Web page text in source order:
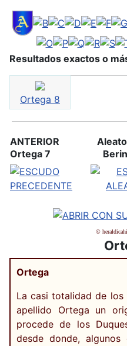
Resultados exactos o
Ortega 8
ANTERIOR
Ortega 7
©
Ortega
La casi totalidad de los
apellido Ortega un
procede de los
desde donde,